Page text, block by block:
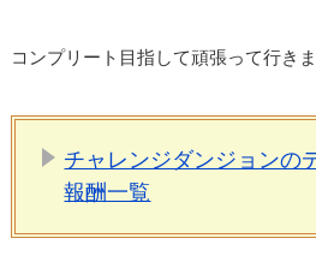
コンプリート目指して頑張って行き
チャレンジダンジョンの
報酬一覧